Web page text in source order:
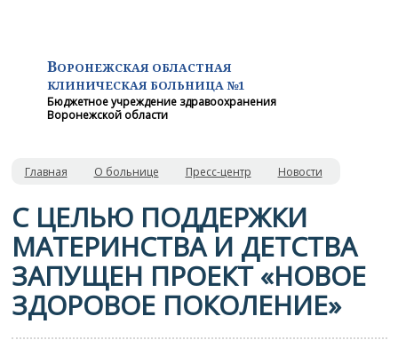
ВОРОНЕЖСКАЯ ОБЛАСТНАЯ
КЛИНИЧЕСКАЯ БОЛЬНИЦА №1
Бюджетное учреждение здравоохранения
Воронежской области
Главная О больнице Пресс-центр Новости
С ЦЕЛЬЮ ПОДДЕРЖКИ
МАТЕРИНСТВА И ДЕТСТВА
ЗАПУЩЕН ПРОЕКТ «НОВОЕ
ЗДОРОВОЕ ПОКОЛЕНИЕ»